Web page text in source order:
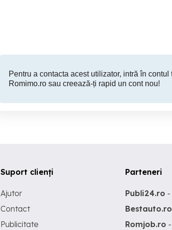
Pentru a contacta acest utilizator, intră în contul
Romimo.ro sau creează-ți rapid un cont nou!
Suport clienți
Ajutor
Contact
Publicitate
Parteneri
Publi24.ro -
Bestauto.ro
Romjob.ro